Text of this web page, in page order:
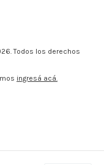
Todos los derechos
ingresá acá.